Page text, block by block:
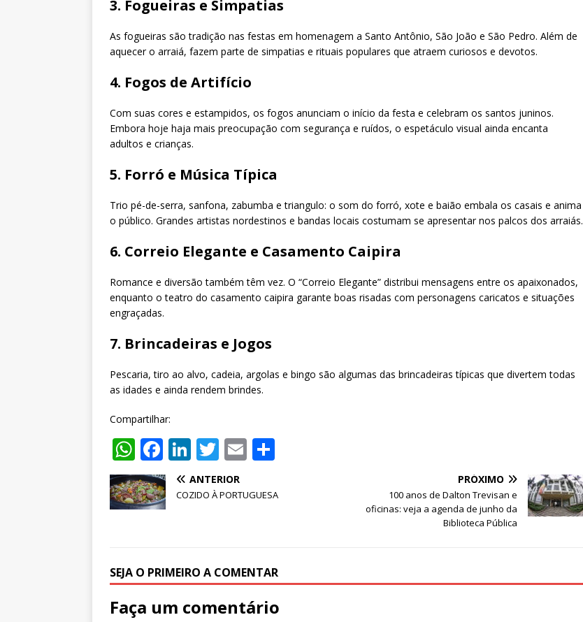
3. Fogueiras e Simpatias
As fogueiras são tradição nas festas em homenagem a Santo Antônio, São João e São Pedro. Além de
aquecer o arraiá, fazem parte de simpatias e rituais populares que atraem curiosos e devotos.
4. Fogos de Artifício
Com suas cores e estampidos, os fogos anunciam o início da festa e celebram os santos juninos.
Embora hoje haja mais preocupação com segurança e ruídos, o espetáculo visual ainda encanta
adultos e crianças.
5. Forró e Música Típica
Trio pé-de-serra, sanfona, zabumba e triangulo: o som do forró, xote e baião embala os casais e anima
o público. Grandes artistas nordestinos e bandas locais costumam se apresentar nos palcos dos arraiás.
6. Correio Elegante e Casamento Caipira
Romance e diversão também têm vez. O “Correio Elegante” distribui mensagens entre os apaixonados,
enquanto o teatro do casamento caipira garante boas risadas com personagens caricatos e situações
engraçadas.
7. Brincadeiras e Jogos
Pescaria, tiro ao alvo, cadeia, argolas e bingo são algumas das brincadeiras típicas que divertem todas
as idades e ainda rendem brindes.
Compartilhar:
W
h
at
s
p
p
F
a
c
e
o
o
k
Li
n
k
n
T
w
it
E
ai ar
ANTERIOR
COZIDO À PORTUGUESA
PRÓXIMO
100 anos de Dalton Trevisan e
oficinas: veja a agenda de junho da
Biblioteca Pública
SEJA O PRIMEIRO A COMENTAR
Faça um comentário